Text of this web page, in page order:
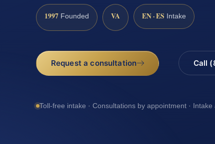
1997 Founded VA EN · ES Intake
Request a consultation Call
Toll-free intake · Consultations by appointment ·